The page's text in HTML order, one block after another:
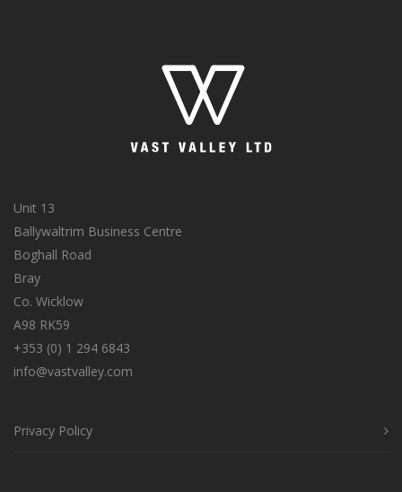
Unit 13
Ballywaltrim Business Centre
Boghall Road
Bray
Co. Wicklow
A98 RK59
+353 (0) 1 294 6843
info@vastvalley.com
Privacy Policy